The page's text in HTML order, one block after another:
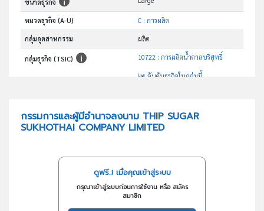
ขนาดธุรกิจ
หมวดธุรกิจ (A-U) C : การผลิต
กลุ่มอุตสาหกรรม ผลิต
กลุ่มธุรกิจ (TSIC) 10722 : การผลิตน้ำตาลบริสุทธิ์
อันดับธุรกิจในกลุ่มนี้
กรรมการและผู้มีอำนาจลงนาม THIP SUGAR
SUKHOTHAI COMPANY LIMITED
ดูฟรี..! เมื่อคุณเข้าสู่ระบบ
กรุณาเข้าสู่ระบบก่อนการใช้งาน หรือ สมัคร
สมาชิก